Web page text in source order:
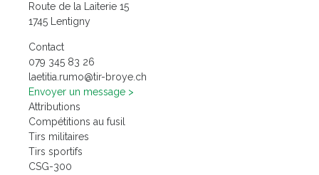
Route de la Laiterie 15
1745 Lentigny
Contact
079 345 83 26
laetitia.rumo@tir-broye.ch
Envoyer un message
Attributions
Compétitions au fusil
Tirs militaires
Tirs sportifs
CSG-300